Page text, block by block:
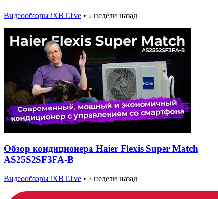
Видеообзоры iXBT.live • 2 недели назад
Обзор кондиционера Haier Flexis Super Match
AS25S2SF3FA-B
Видеообзоры iXBT.live • 3 недели назад